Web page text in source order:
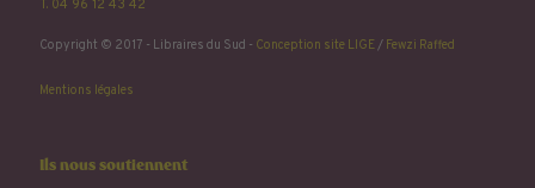
T. 04 96 12 43 42
Copyright © 2017 - Libraires du Sud - Conception site LIGE / Fewzi Raffed
Mentions légales
Ils nous soutiennent